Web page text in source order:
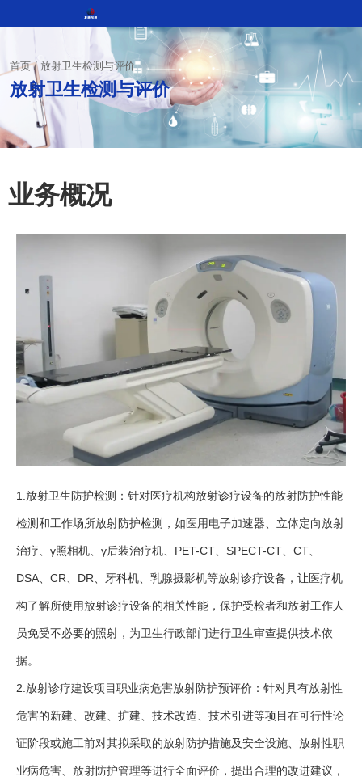
首页/ 放射卫生检测与评价
放射卫生检测与评价
业务概况
1.放射卫生防护检测：针对医疗机构放射诊疗设备的放射防护性能
检测和工作场所放射防护检测，如医用电子加速器、立体定向放射
治疗、γ照相机、γ后装治疗机、PET-CT、SPECT-CT、CT、
DSA、CR、DR、牙科机、乳腺摄影机等放射诊疗设备，让医疗机
构了解所使用放射诊疗设备的相关性能，保护受检者和放射工作人
员免受不必要的照射，为卫生行政部门进行卫生审查提供技术依
据。
2.放射诊疗建设项目职业病危害放射防护预评价：针对具有放射性
危害的新建、改建、扩建、技术改造、技术引进等项目在可行性论
证阶段或施工前对其拟采取的放射防护措施及安全设施、放射性职
业病危害、放射防护管理等进行全面评价，提出合理的改进建议，